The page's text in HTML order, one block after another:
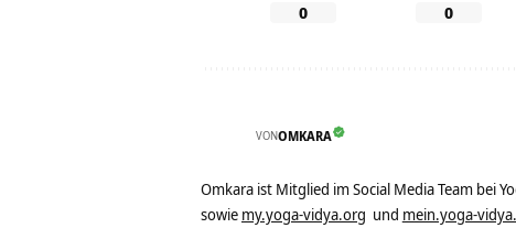
0 0
VONOMKARA
Omkara ist Mitglied im Social Media Team bei
sowie my.yoga-vidya.org und mein.yoga-